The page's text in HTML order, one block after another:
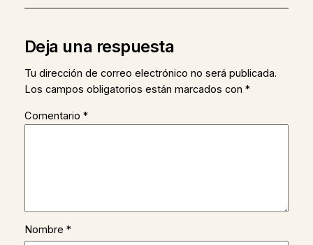
Deja una respuesta
Tu dirección de correo electrónico no será publicada.
Los campos obligatorios están marcados con *
Comentario *
Nombre *